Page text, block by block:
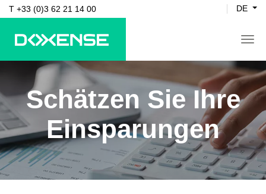
T +33 (0)3 62 21 14 00 DE
Schätzen Sie Ihre
Einsparungen